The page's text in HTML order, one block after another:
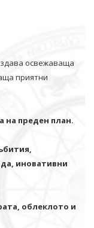
освежаваща
приятни
на преден план.
иновативни
облеклото и